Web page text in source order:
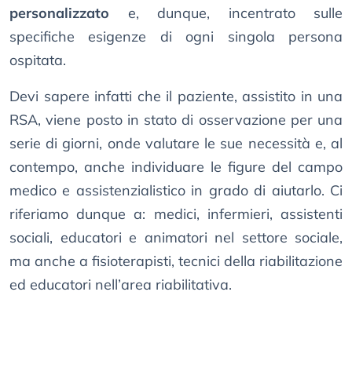
personalizzato e, dunque, incentrato sulle
specifiche esigenze di ogni singola persona
ospitata.
Devi sapere infatti che il paziente, assistito in una
RSA, viene posto in stato di osservazione per una
serie di giorni, onde valutare le sue necessità e, al
contempo, anche individuare le figure del campo
medico e assistenzialistico in grado di aiutarlo. Ci
riferiamo dunque a: medici, infermieri, assistenti
sociali, educatori e animatori nel settore sociale,
ma anche a fisioterapisti, tecnici della riabilitazione
ed educatori nell’area riabilitativa.